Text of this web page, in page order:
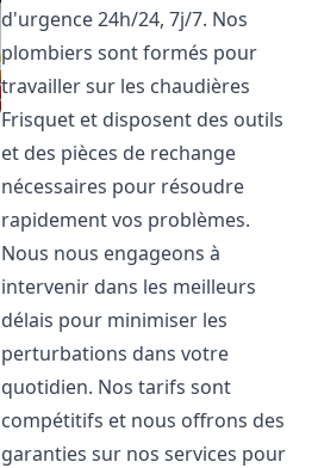
d'urgence 24h/24, 7j/7. Nos
plombiers sont formés pour
travailler sur les chaudières
Frisquet et disposent des outils
et des pièces de rechange
nécessaires pour résoudre
rapidement vos problèmes.
Nous nous engageons à
intervenir dans les meilleurs
délais pour minimiser les
perturbations dans votre
quotidien. Nos tarifs sont
compétitifs et nous offrons des
garanties sur nos services pour